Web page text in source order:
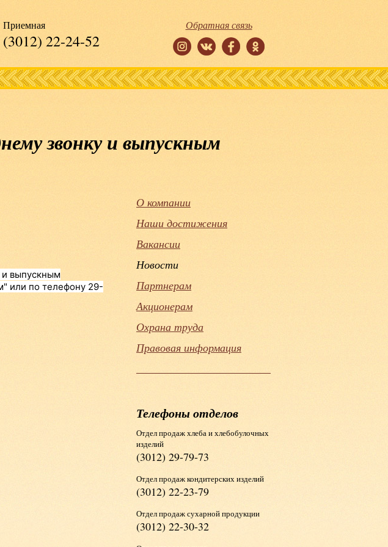
Приемная
(3012) 22-24-52
Обратная связь
звонку и выпускным
и выпускным
или по телефону 29-
О компании
Наши достижения
Вакансии
Новости
Партнерам
Акционерам
Охрана труда
Правовая информация
Телефоны отделов
Отдел продаж хлеба и хлебобулочных
изделий
(3012) 29-79-73
Отдел продаж кондитерских изделий
(3012) 22-23-79
Отдел продаж сухарной продукции
(3012) 22-30-32